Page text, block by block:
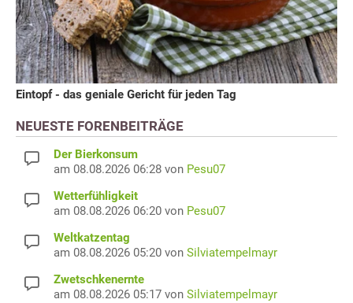
Eintopf - das geniale Gericht für jeden Tag
NEUESTE FORENBEITRÄGE
Der Bierkonsum
am 08.08.2026 06:28 von Pesu07
Wetterfühligkeit
am 08.08.2026 06:20 von Pesu07
Weltkatzentag
am 08.08.2026 05:20 von Silviatempelmayr
Zwetschkenernte
am 08.08.2026 05:17 von Silviatempelmayr